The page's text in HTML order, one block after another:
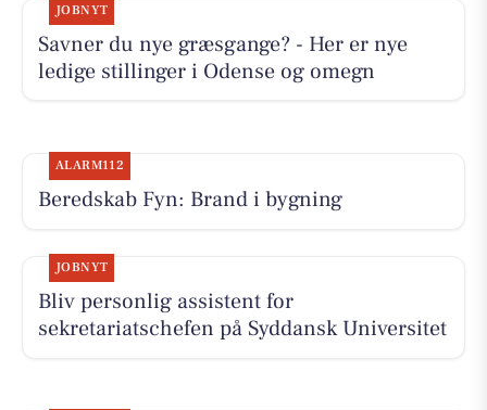
JOBNYT
Savner du nye græsgange? - Her er nye
ledige stillinger i Odense og omegn
ALARM112
Beredskab Fyn: Brand i bygning
JOBNYT
Bliv personlig assistent for
sekretariatschefen på Syddansk Universitet